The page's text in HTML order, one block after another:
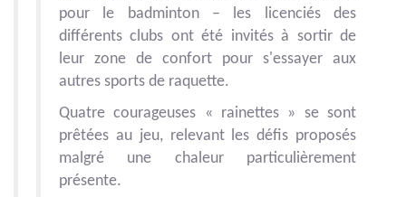
pour le badminton – les licenciés des
différents clubs ont été invités à sortir de
leur zone de confort pour s'essayer aux
autres sports de raquette.
Quatre courageuses « rainettes » se sont
prêtées au jeu, relevant les défis proposés
malgré une chaleur particulièrement
présente.